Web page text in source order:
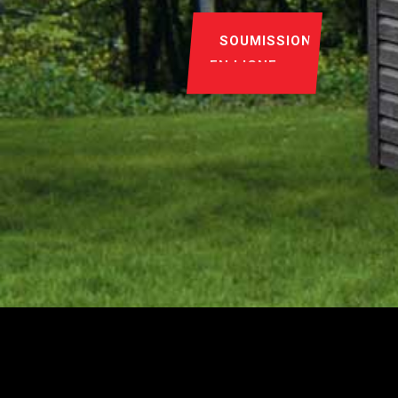
SOUMISSION
EN LIGNE